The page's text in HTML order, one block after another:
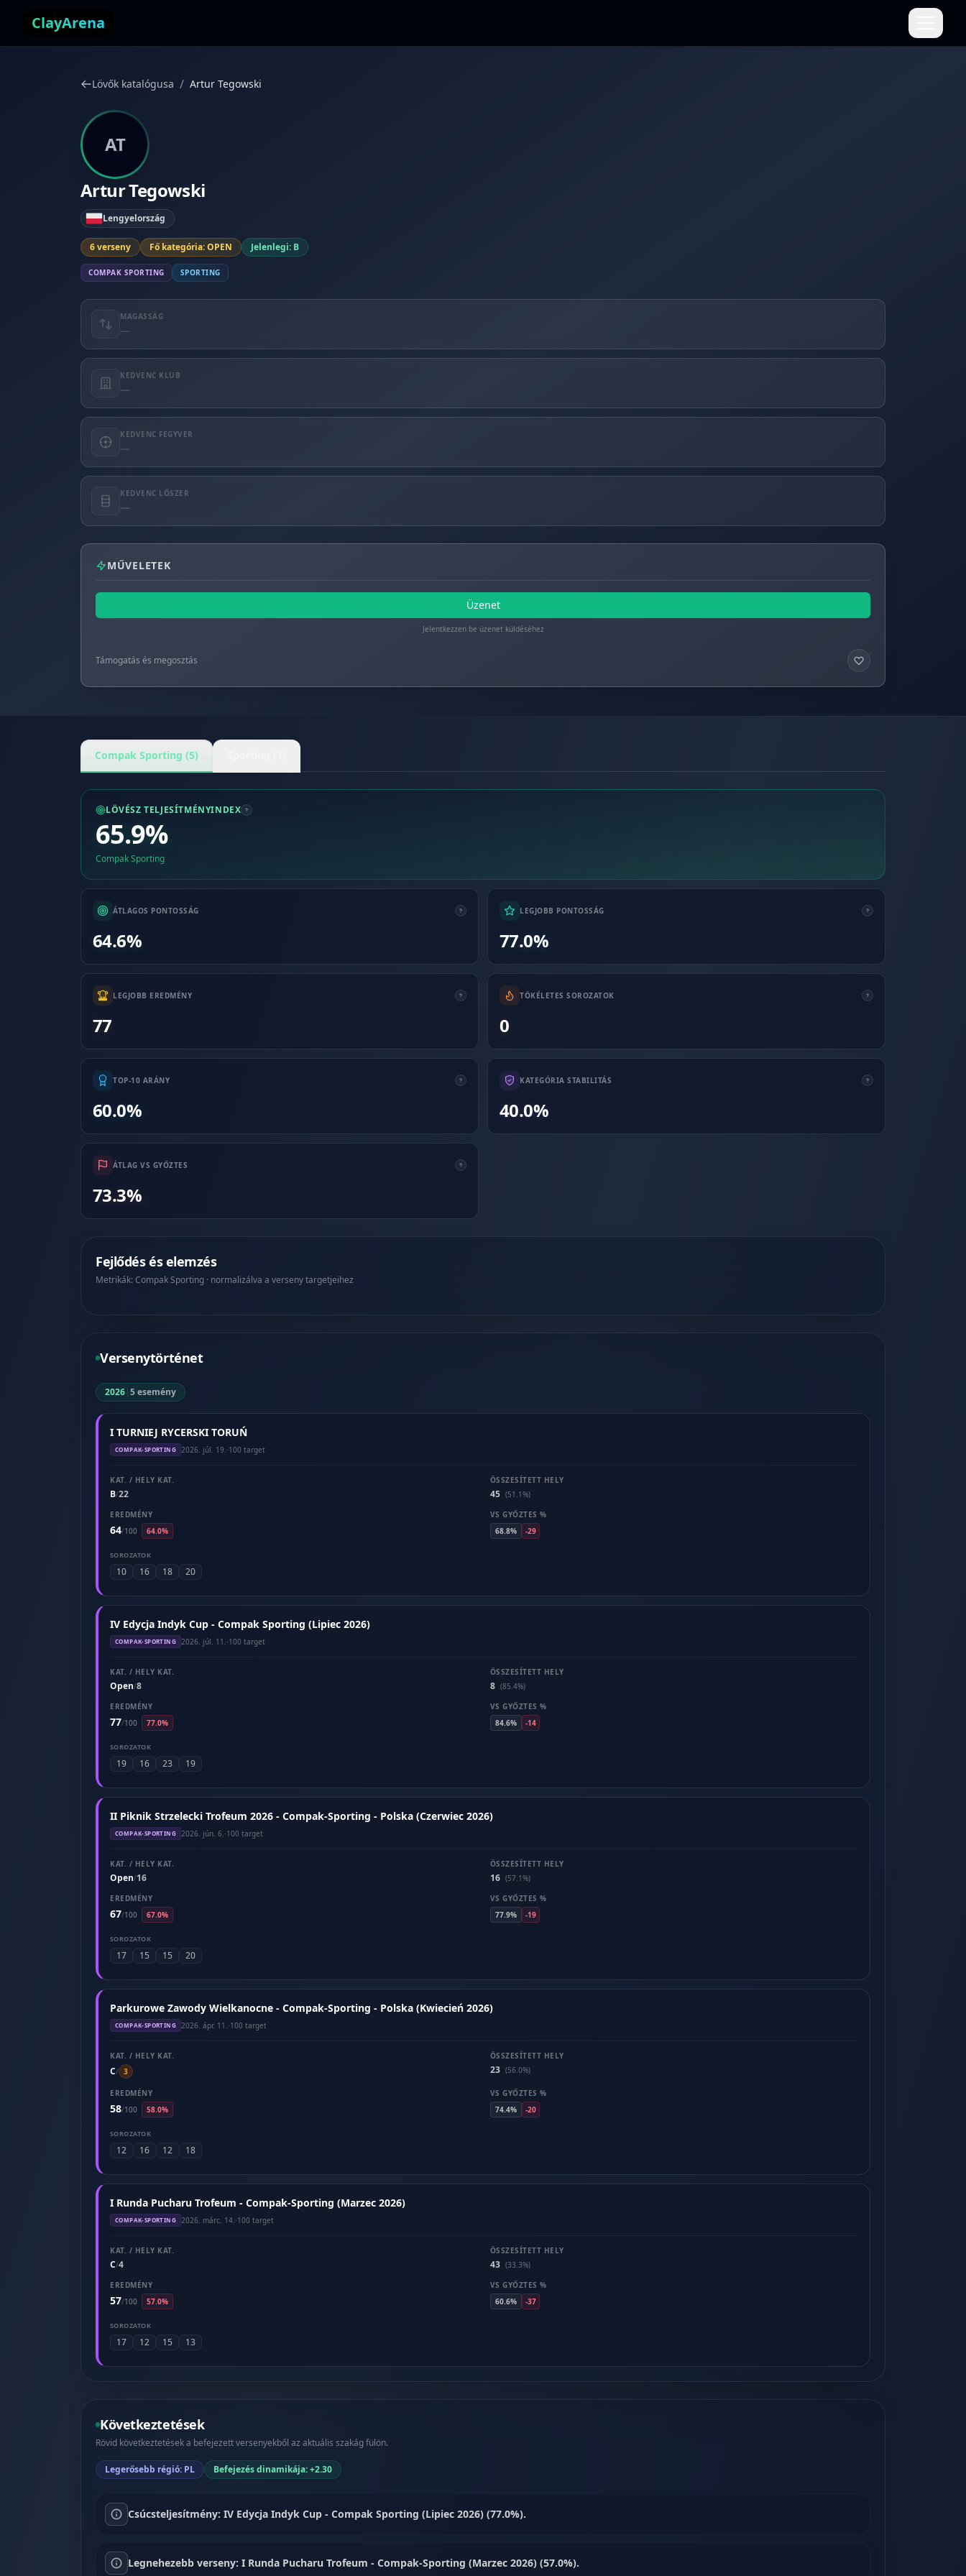
ClayArena
Lövők katalógusa / Artur Tegowski
AT
Artur Tegowski
Lengyelország
6 verseny Fő kategória: OPEN Jelenlegi: B
COMPAK SPORTING SPORTING
MAGASSÁG
—
KEDVENC KLUB
—
KEDVENC FEGYVER
—
KEDVENC LŐSZER
—
MŰVELETEK
Üzenet
Jelentkezzen be üzenet küldéséhez
Támogatás és megosztás
Compak Sporting (5)
LÖVÉSZ TELJESÍTMÉNYINDEX
65.9%
Compak Sporting
ÁTLAGOS PONTOSSÁG
64.6%
LEGJOBB PONTOSSÁG
77.0%
LEGJOBB EREDMÉNY
77
TÖKÉLETES SOROZATOK
0
TOP-10 ARÁNY
60.0%
KATEGÓRIA STABILITÁS
40.0%
ÁTLAG VS GYŐZTES
73.3%
Fejlődés és elemzés
Metrikák: Compak Sporting · normalizálva a verseny targetjeihez
Versenytörténet
2026|5 esemény
I TURNIEJ RYCERSKI TORUŃ
COMPAK-SPORTING 2026. júl. 19. ·100 target
KAT. / HELY KAT.
B/22
ÖSSZESÍTETT HELY
45 (51.1%)
EREDMÉNY
64/100 64.0%
VS GYŐZTES %
68.8%
-29
SOROZATOK
10 16 18 20
IV Edycja Indyk Cup - Compak Sporting (Lipiec 2026)
COMPAK-SPORTING 2026. júl. 11. ·100 target
KAT. / HELY KAT.
Open/8
ÖSSZESÍTETT HELY
8 (85.4%)
EREDMÉNY
77/100 77.0%
VS GYŐZTES %
84.6%
-14
SOROZATOK
19 16 23 19
II Piknik Strzelecki Trofeum 2026 - Compak-Sporting - Polska (Czerwiec 2026)
COMPAK-SPORTING 2026. jún. 6. ·100 target
KAT. / HELY KAT.
Open/16
ÖSSZESÍTETT HELY
16 (57.1%)
EREDMÉNY
67/100 67.0%
VS GYŐZTES %
77.9%
-19
SOROZATOK
17 15 15 20
Parkurowe Zawody Wielkanocne - Compak-Sporting - Polska (Kwiecień 2026)
COMPAK-SPORTING 2026. ápr. 11. ·100 target
KAT. / HELY KAT.
C/ 3
ÖSSZESÍTETT HELY
23 (56.0%)
EREDMÉNY
58/100 58.0%
VS GYŐZTES %
74.4%
-20
SOROZATOK
12 16 12 18
I Runda Pucharu Trofeum - Compak-Sporting (Marzec 2026)
COMPAK-SPORTING 2026. márc. 14. ·100 target
KAT. / HELY KAT.
C/4
ÖSSZESÍTETT HELY
43 (33.3%)
EREDMÉNY
57/100 57.0%
VS GYŐZTES %
60.6%
-37
SOROZATOK
17 12 15 13
Következtetések
Rövid következtetések a befejezett versenyekből az aktuális szakág fülön.
Legerősebb régió: PL Befejezés dinamikája: +2.30
Csúcsteljesítmény: IV Edycja Indyk Cup - Compak Sporting (Lipiec 2026) (77.0%).
Legnehezebb verseny: I Runda Pucharu Trofeum - Compak-Sporting (Marzec 2026) (57.0%).